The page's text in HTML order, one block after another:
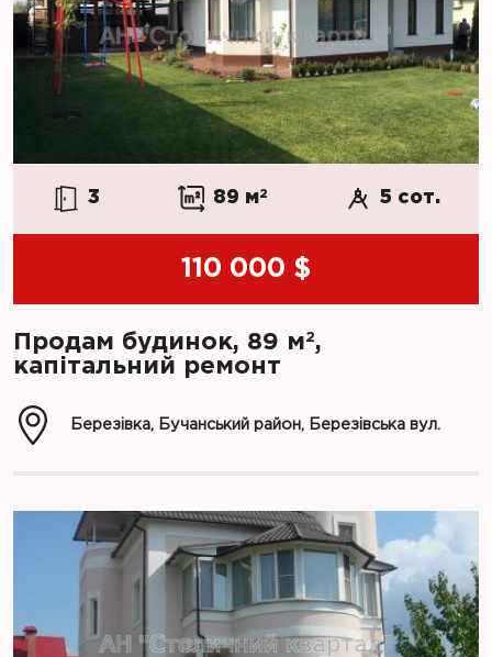
3 89 м2 5 сот.
110 000 $
Продам будинок, 89 м2,
капітальний ремонт
Березівка, Бучанський район, Березівська вул.